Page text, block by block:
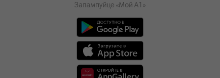
Запампуйце «Мой А1»